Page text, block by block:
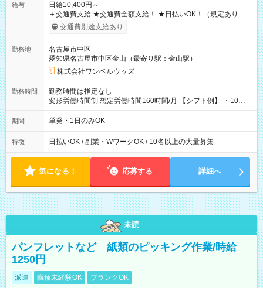
給与
日給10,400円～
＋交通費支給 ★交通費全額支給！ ★日払いOK！（規定あり） ┗
働いたその日に現金GET♪ お仕事後はコンビニATMから 日払
交通費別途支給あり
勤務地
名古屋市中区
愛知県名古屋市中区金山（最寄り駅：金山駅）
株式会社ワンベルウッズ
勤務時間
勤務時間は指定なし
変形労働時間制 想定労働時間160時間/月 【シフト例】 ・10：
00～20：00
期間 単発・1日のみOK
特徴 日払いOK / 副業・WワークOK / 10名以上の大量募集
気になる！ 応募する 詳細へ
未読
パンフレットなど 紙類のピッキング作業/時給
1250円
派遣 職種未経験OK ブランクOK